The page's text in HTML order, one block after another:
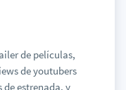
de películas,
de youtubers
estrenada, y